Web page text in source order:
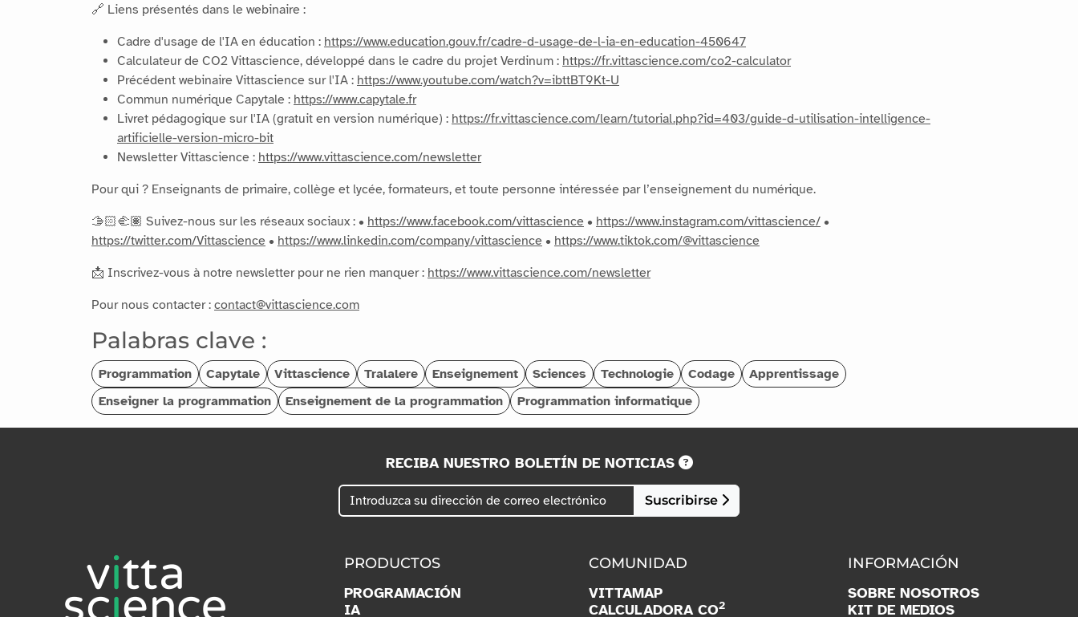
🔗 Liens présentés dans le webinaire :
Cadre d'usage de l'IA en éducation : https://www.education.gouv.fr/cadre-d-usage-de-l-ia-en-education-450647
Calculateur de CO2 Vittascience, développé dans le cadre du projet Verdinum : https://fr.vittascience.com/co2-calculator
Précédent webinaire Vittascience sur l'IA : https://www.youtube.com/watch?v=ibttBT9Kt-U
Commun numérique Capytale : https://www.capytale.fr
Livret pédagogique sur l'IA (gratuit en version numérique) : https://fr.vittascience.com/learn/tutorial.php?id=403/guide-d-utilisation-intelligence-
artificielle-version-micro-bit
Newsletter Vittascience : https://www.vittascience.com/newsletter
Pour qui ? Enseignants de primaire, collège et lycée, formateurs, et toute personne intéressée par l’enseignement du numérique.
🫱🏻‍🫲🏽 Suivez-nous sur les réseaux sociaux : • https://www.facebook.com/vittascience • https://www.instagram.com/vittascience/ •
https://twitter.com/Vittascience • https://www.linkedin.com/company/vittascience • https://www.tiktok.com/@vittascience
📩 Inscrivez-vous à notre newsletter pour ne rien manquer : https://www.vittascience.com/newsletter
Pour nous contacter : contact@vittascience.com
Palabras clave :
Programmation Capytale Vittascience Tralalere Enseignement Sciences Technologie Codage
Apprentissage
Enseigner la programmation
Enseignement de la programmation Programmation informatique
RECIBA NUESTRO BOLETÍN DE NOTICIAS
Suscribirse
PRODUCTOS
PROGRAMACIÓN
IA
COMUNIDAD
VITTAMAP
CALCULADORA CO2
INFORMACIÓN
SOBRE NOSOTROS
KIT DE MEDIOS